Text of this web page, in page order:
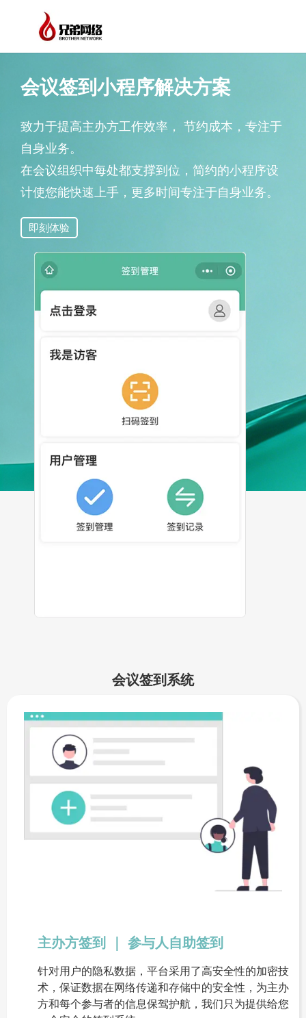
会议签到小程序解决方案
致力于提高主办方工作效率， 节约成本，专注于
自身业务。
在会议组织中每处都支撑到位，简约的小程序设
计使您能快速上手，更多时间专注于自身业务。
即刻体验
会议签到系统
主办方签到 ｜ 参与人自助签到
针对用户的隐私数据，平台采用了高安全性的加密技
术，保证数据在网络传递和存储中的安全性，为主办
方和每个参与者的信息保驾护航，我们只为提供给您